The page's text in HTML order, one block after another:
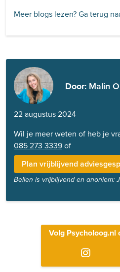
Meer blogs lezen? Ga terug
Door: Malin
22 augustus 2024
Wil je meer weten of heb je
085 273 3339of
Plan vrijblijvend
Bellen is vrijblijvend en anoniem:
Volg Psycholoog.nl